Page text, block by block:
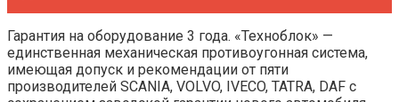
Гарантия на оборудование 3 года. «Техноблок» —
единственная механическая противоугонная система,
имеющая допуск и рекомендации от пяти
производителей SCANIA, VOLVO, IVECO, TATRA, DAF с